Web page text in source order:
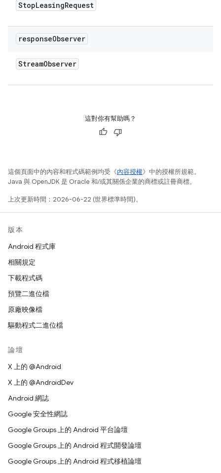
StopLeasingRequest
responseObserver
StreamObserver
這對你有幫助嗎？
這個頁面中的內容和程式碼範例均受《內容授權》中的授權所規範。
Java 與 OpenJDK 是 Oracle 和/或其關係企業的商標或註冊商標。
上次更新時間：2026-06-22 (世界標準時間)。
版本
Android 程式庫
相關規定
下載程式碼
預覽二進位檔
原廠映像檔
驅動程式二進位檔
論壇
X 上的 @Android
X 上的 @AndroidDev
Android 網誌
Google 安全性網誌
Google Groups 上的 Android 平台論壇
Google Groups 上的 Android 程式開發論壇
Google Groups 上的 Android 程式移植論壇